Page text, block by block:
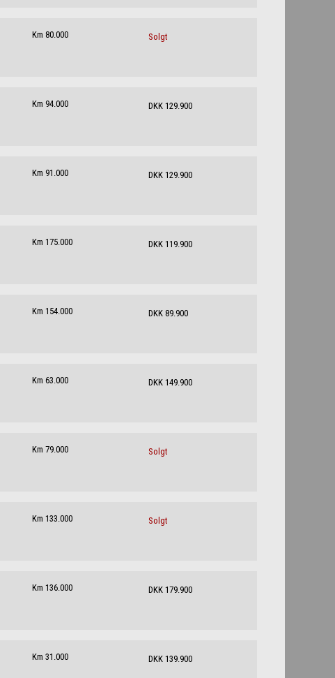
Km 80.000 Solgt
Km 94.000 DKK 129.900
Km 91.000 DKK 129.900
Km 175.000 DKK 119.900
Km 154.000 DKK 89.900
Km 63.000 DKK 149.900
Km 79.000 Solgt
Km 133.000 Solgt
Km 136.000 DKK 179.900
Km 31.000 DKK 139.900